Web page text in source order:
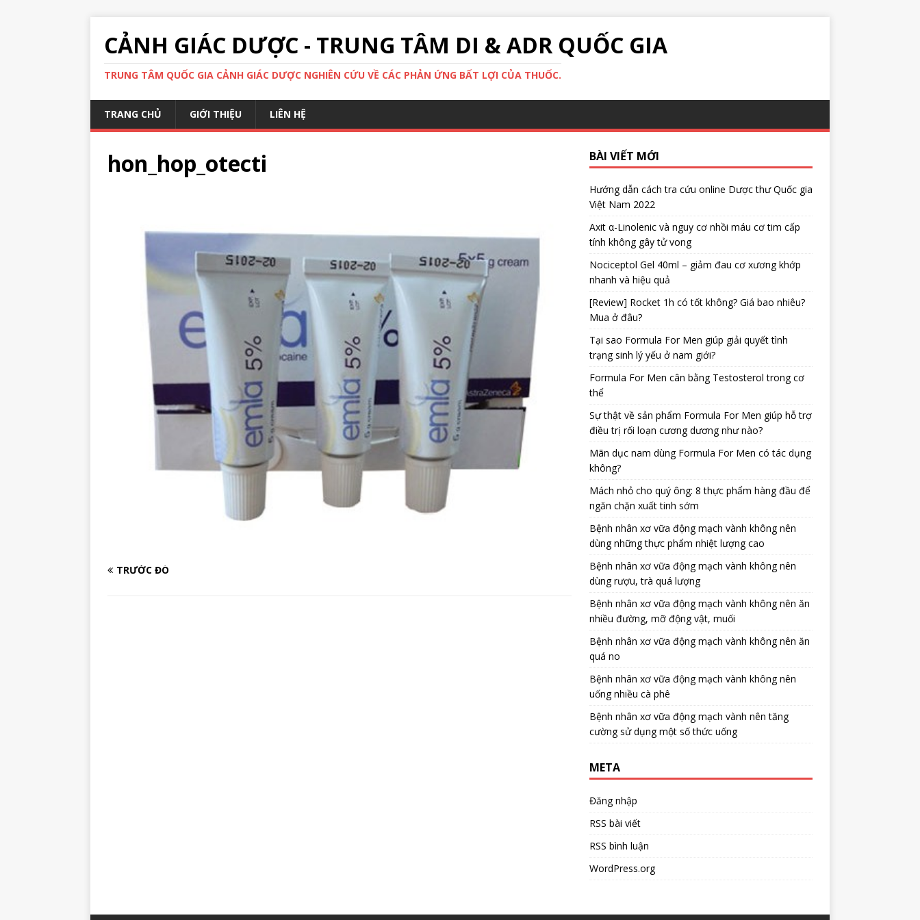
CẢNH GIÁC DƯỢC - TRUNG TÂM DI & ADR QUỐC GIA
TRUNG TÂM QUỐC GIA CẢNH GIÁC DƯỢC NGHIÊN CỨU VỀ CÁC PHẢN ỨNG BẤT LỢI CỦA THUỐC.
TRANG CHỦ GIỚI THIỆU LIÊN HỆ
hon_hop_otecti
TRƯỚC ĐÓ
BÀI VIẾT MỚI
Hướng dẫn cách tra cứu online Dược thư Quốc gia
Việt Nam 2022
Axit α-Linolenic và nguy cơ nhồi máu cơ tim cấp
tính không gây tử vong
Nociceptol Gel 40ml – giảm đau cơ xương khớp
nhanh và hiệu quả
[Review] Rocket 1h có tốt không? Giá bao nhiêu?
Mua ở đâu?
Tại sao Formula For Men giúp giải quyết tình
trạng sinh lý yếu ở nam giới?
Formula For Men cân bằng Testosterol trong cơ
thể
Sự thật về sản phẩm Formula For Men giúp hỗ trợ
điều trị rối loạn cương dương như nào?
Mãn dục nam dùng Formula For Men có tác dụng
không?
Mách nhỏ cho quý ông: 8 thực phẩm hàng đầu để
ngăn chặn xuất tinh sớm
Bệnh nhân xơ vữa động mạch vành không nên
dùng những thực phẩm nhiệt lượng cao
Bệnh nhân xơ vữa động mạch vành không nên
dùng rượu, trà quá lượng
Bệnh nhân xơ vữa động mạch vành không nên ăn
nhiều đường, mỡ động vật, muối
Bệnh nhân xơ vữa động mạch vành không nên ăn
quá no
Bệnh nhân xơ vữa động mạch vành không nên
uống nhiều cà phê
Bệnh nhân xơ vữa động mạch vành nên tăng
cường sử dụng một số thức uống
META
Đăng nhập
RSS bài viết
RSS bình luận
WordPress.org